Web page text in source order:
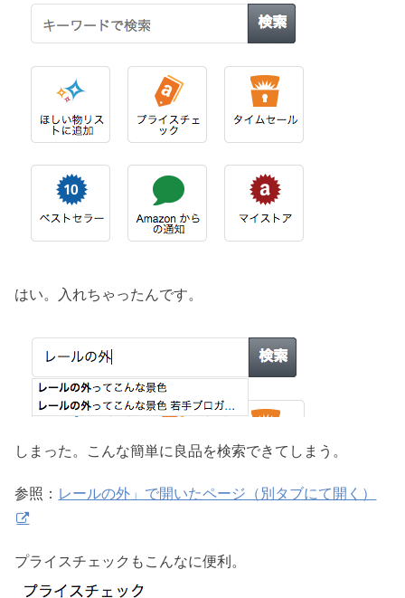
はい。入れちゃったんです。
しまった。こんな簡単に良品を検索できてしまう。
参照： レールの外」で開いたページ（別タブにて開く）
プライスチェックもこんなに便利。